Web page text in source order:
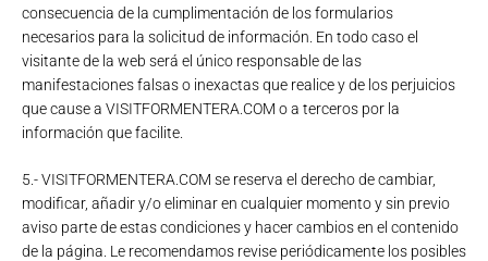
consecuencia de la cumplimentación de los formularios
necesarios para la solicitud de información. En todo caso el
visitante de la web será el único responsable de las
manifestaciones falsas o inexactas que realice y de los perjuicios
que cause a VISITFORMENTERA.COM o a terceros por la
información que facilite.
5.- VISITFORMENTERA.COM se reserva el derecho de cambiar,
modificar, añadir y/o eliminar en cualquier momento y sin previo
aviso parte de estas condiciones y hacer cambios en el contenido
de la página. Le recomendamos revise periódicamente los posibles